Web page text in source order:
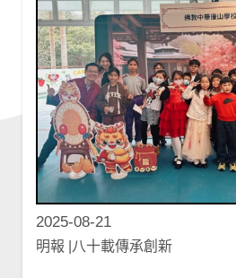
2025-08-21
明報 |八十載傳承創新